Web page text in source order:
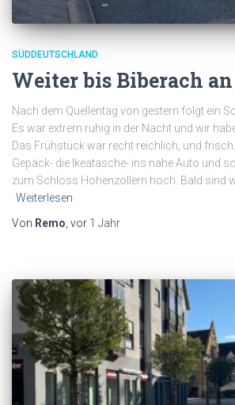
SÜDDEUTSCHLAND
Weiter bis Biberach
Nach dem Quellentag von gestern folgt ein
Es war extrem ruhig in der Nacht und wir
Das Frühstück war recht reichlich, und
Gepäck- die Ikeatasche- ins nahe Auto und
zum Schloss Hohenzollern hoch. Bald sind
Weiterlesen
Von Remo, vor 1 Jahr